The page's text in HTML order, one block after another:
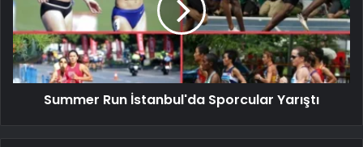
Summer Run İstanbul'da Sporcular Yarıştı